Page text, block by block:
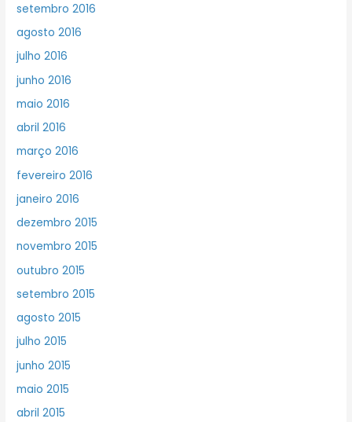
setembro 2016
agosto 2016
julho 2016
junho 2016
maio 2016
abril 2016
março 2016
fevereiro 2016
janeiro 2016
dezembro 2015
novembro 2015
outubro 2015
setembro 2015
agosto 2015
julho 2015
junho 2015
maio 2015
abril 2015